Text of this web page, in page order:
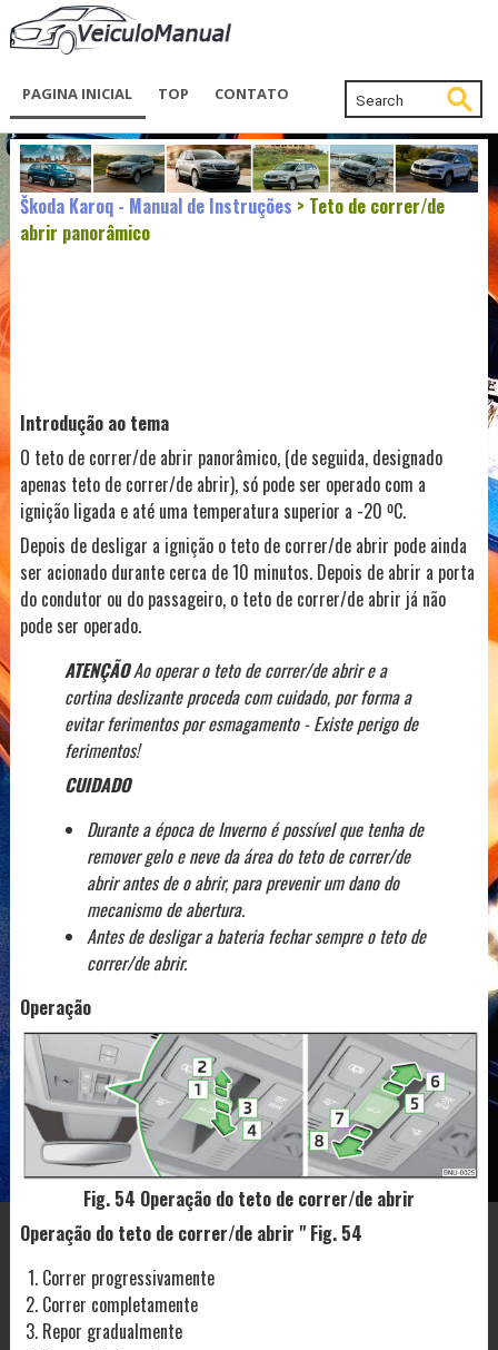
PAGINA INICIAL TOP CONTATO
Škoda Karoq - Manual de Instruções > Teto de correr/de
abrir panorâmico
Introdução ao tema
O teto de correr/de abrir panorâmico, (de seguida, designado
apenas teto de correr/de abrir), só pode ser operado com a
ignição ligada e até uma temperatura superior a -20 ºC.
Depois de desligar a ignição o teto de correr/de abrir pode ainda
ser acionado durante cerca de 10 minutos. Depois de abrir a porta
do condutor ou do passageiro, o teto de correr/de abrir já não
pode ser operado.
ATENÇÃOAo operar o teto de correr/de abrir e a
cortina deslizante proceda com cuidado, por forma a
evitar ferimentos por esmagamento - Existe perigo de
ferimentos!
CUIDADO
Durante a época de Inverno é possível que tenha de
remover gelo e neve da área do teto de correr/de
abrir antes de o abrir, para prevenir um dano do
mecanismo de abertura.
Antes de desligar a bateria fechar sempre o teto de
correr/de abrir.
Operação
Fig. 54 Operação do teto de correr/de abrir
Operação do teto de correr/de abrir " Fig. 54
Correr progressivamente
Correr completamente
Repor gradualmente